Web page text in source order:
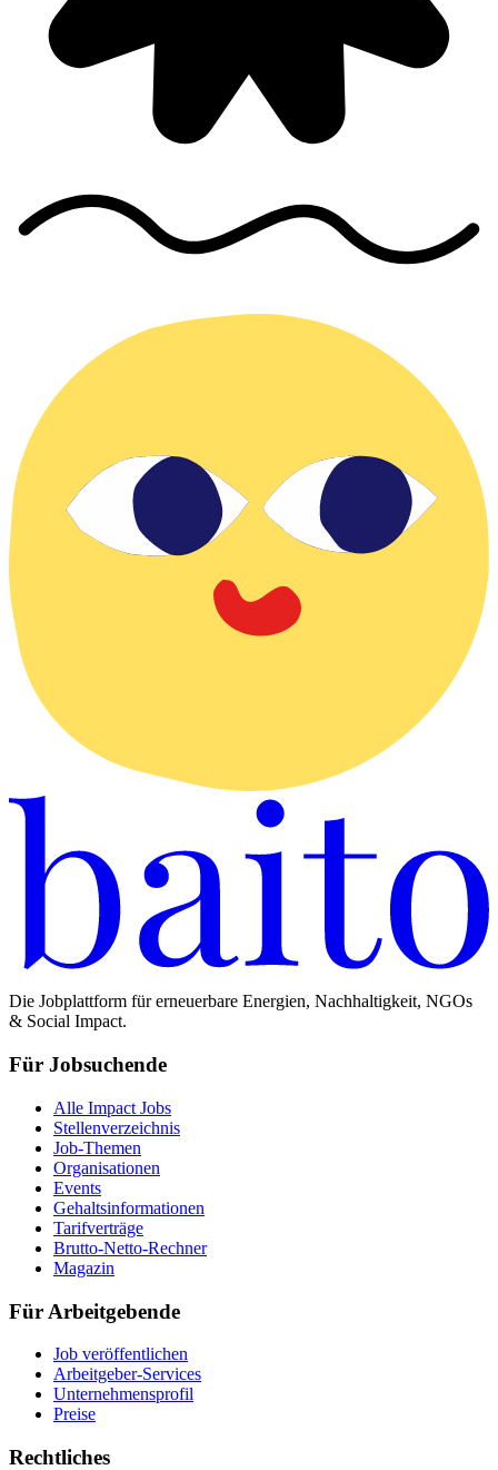
Die Jobplattform für erneuerbare Energien, Nachhaltigkeit, NGOs
& Social Impact.
Für Jobsuchende
Alle Impact Jobs
Stellenverzeichnis
Job-Themen
Organisationen
Events
Gehaltsinformationen
Tarifverträge
Brutto-Netto-Rechner
Magazin
Für Arbeitgebende
Job veröffentlichen
Arbeitgeber-Services
Unternehmensprofil
Preise
Rechtliches